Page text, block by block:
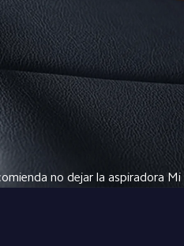
no dejar la aspiradora Mi